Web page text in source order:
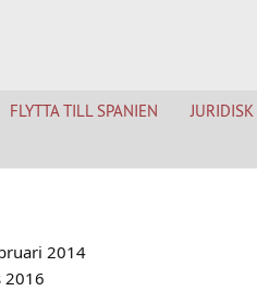
FLYTTA TILL SPANIEN
2014
2016